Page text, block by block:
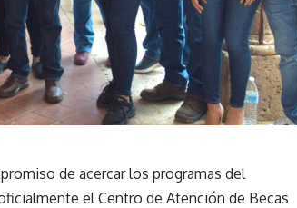
de acercar los programas del
elCentro de Atención de Becas